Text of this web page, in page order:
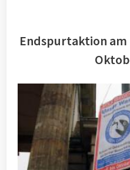
Endspurtaktion am